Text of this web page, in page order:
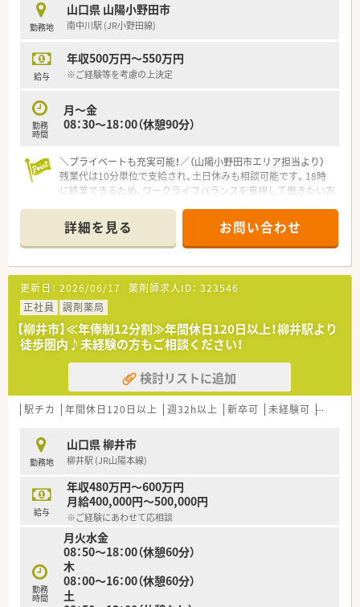
【法人特徴について】
■1993年の医薬分業開始と同時に新規立ち上げを行い、長年に
■門前ドクターとは設立当初から非常に良好な関係を維持して
おり、業務における疑義照会も大変スムーズです。
織としてクリーンな労務管理を徹底しています。
【想定される業務内容】
ケアに直結する在宅医療業務全般を担当します。
■個人在宅13名、および30床の施設1箇所を対象に、社用車を使
用して調剤薬のセットや訪問管理指導を行います。
スケジュール管理を丁寧かつ正確に遂行します。
勤務地
山口県 山陽小野田市
南中川駅 (JR小野田線)
給与
年収500万円～550万円
※ご経験等を考慮の上決定
勤務
時間
月～金
08：30～18：00（休憩90分）
＼プライベートも充実可能！／（山陽小野田市エリア担当より）
残業代は10分単位で支給され、土日休みも相談可能です。18時
に終業できるため、ワークライフバランスを重視して働きたい方
【店舗情報と応需状況について】
■南中川駅より徒歩9分の好立地で、近隣にある総合病院から多
岐にわたる科目の処方箋を1日平均40枚程度応需しています。
■精神科や泌尿器科、産婦人科など幅広い科目に触れることがで
き、薬剤師として総合的な知識を深めることが可能な環境です。
■地域でも珍しいドライブスルー調剤を導入しており、多様な患
者様のニーズに対応しながら効率的な業務を実践している店舗
です。
【募集背景と求める人物像について】
■現在活躍中の正社員が海外留学へ出発するための欠員募集と
なっており、長期間にわたってチームに貢献できる方を求めてい
ます。
り、周囲のスタッフと協力しながら働ける協調性のある方を歓迎
します。
■年齢層としては30代から40代を想定しており、現場をリード
しながら地域医療の一翼を担ってくださる方を募集しておりま
す。
【法人特徴について】
■山陽小野田市や宇部市を中心に店舗展開を行っている法人で、
地域に根差した安定した経営基盤を誇っている薬局グループで
す。
■社長自身も現役の薬剤師として現場に立っており、従業員の働
きやすさや意見を尊重する風通しの良い企業文化が根付いてい
詳細を見る お問い合わせ
更新日： 2026/06/17 薬剤師求人ID： 323546
正社員
調剤薬局
【柳井市】≪年俸制12分割≫年間休日120日以上！柳井駅より
徒歩圏内♪未経験の方もご相談ください！
検討リストに追加
駅チカ 年間休日120日以上 週32h以上 新卒可 未経験可 ブラン
勤務地
山口県 柳井市
柳井駅 (JR山陽本線)
給与
年収480万円～600万円
月給400,000円～500,000円
※ご経験にあわせて応相談
勤務
時間
月火水金
08：50～18：00（休憩60分）
木
08：00～16：00（休憩60分）
土